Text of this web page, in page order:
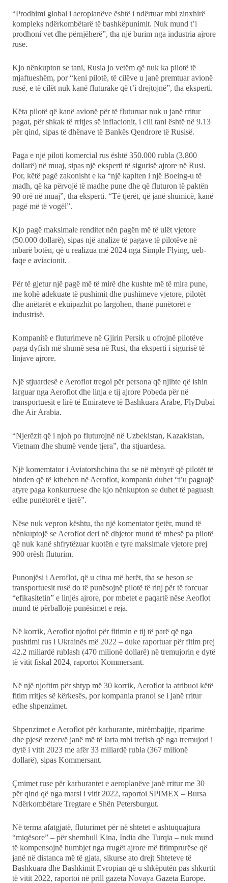
“Prodhimi global i aeroplanëve është i ndërtuar mbi zinxhirë
kompleks ndërkombëtarë të bashkëpunimit. Nuk mund t’i
prodhoni vet dhe përnjëherë”, tha një burim nga industria ajrore
ruse.
Kjo nënkupton se tani, Rusia jo vetëm që nuk ka pilotë të
mjaftueshëm, por “keni pilotë, të cilëve u janë premtuar avionë
rusë, e të cilët nuk kanë fluturake që t’i drejtojnë”, tha eksperti.
Këta pilotë që kanë avionë për të fluturuar nuk u janë rritur
pagat, për shkak të rritjes së inflacionit, i cili tani është në 9.13
për qind, sipas të dhënave të Bankës Qendrore të Rusisë.
Paga e një piloti komercial rus është 350.000 rubla (3.800
dollarë) në muaj, sipas një eksperti të sigurisë ajrore në Rusi.
Por, këtë pagë zakonisht e ka “një kapiten i një Boeing-u të
madh, që ka përvojë të madhe pune dhe që fluturon të paktën
90 orë në muaj”, tha eksperti. “Të tjerët, që janë shumicë, kanë
pagë më të vogël”.
Kjo pagë maksimale renditet nën pagën më të ulët vjetore
(50.000 dollarë), sipas një analize të pagave të pilotëve në
mbarë botën, që u realizua më 2024 nga Simple Flying, ueb-
faqe e aviacionit.
Për të gjetur një pagë më të mirë dhe kushte më të mira pune,
me kohë adekuate të pushimit dhe pushimeve vjetore, pilotët
dhe anëtarët e ekuipazhit po largohen, thanë punëtorët e
industrisë.
Kompanitë e fluturimeve në Gjirin Persik u ofrojnë pilotëve
paga dyfish më shumë sesa në Rusi, tha eksperti i sigurisë të
linjave ajrore.
Një stjuardesë e Aeroflot tregoi për persona që njihte që ishin
larguar nga Aeroflot dhe linja e tij ajrore Pobeda për në
transportuesit e lirë të Emirateve të Bashkuara Arabe, FlyDubai
dhe Air Arabia.
“Njerëzit që i njoh po fluturojnë në Uzbekistan, Kazakistan,
Vietnam dhe shumë vende tjera”, tha stjuardesa.
Një komemtator i Aviatorshchina tha se në mënyrë që pilotët të
binden që të kthehen në Aeroflot, kompania duhet “t’u paguajë
atyre paga konkurruese dhe kjo nënkupton se duhet të paguash
edhe punëtorët e tjerë”.
Nëse nuk vepron kështu, tha një komentator tjetër, mund të
nënkuptojë se Aeroflot deri në dhjetor mund të mbesë pa pilotë
që nuk kanë shfrytëzuar kuotën e tyre maksimale vjetore prej
900 orësh fluturim.
Punonjësi i Aeroflot, që u citua më herët, tha se beson se
transportuesit rusë do të punësojnë pilotë të rinj për të forcuar
“efikasitetin” e linjës ajrore, por mbetet e paqartë nëse Aeoflot
mund të përballojë punësimet e reja.
Në korrik, Aeroflot njoftoi për fitimin e tij të parë që nga
pushtimi rus i Ukrainës më 2022 – duke raportuar për fitim prej
42.2 miliardë rublash (470 milionë dollarë) në tremujorin e dytë
të vitit fiskal 2024, raportoi Kommersant.
Në një njoftim për shtyp më 30 korrik, Aeroflot ia atribuoi këtë
fitim rritjes së kërkesës, por kompania pranoi se i janë rritur
edhe shpenzimet.
Shpenzimet e Aeroflot për karburante, mirëmbajtje, riparime
dhe pjesë rezervë janë më të larta mbi trefish që nga tremujori i
dytë i vitit 2023 me afër 33 miliardë rubla (367 milionë
dollarë), sipas Kommersant.
Çmimet ruse për karburantet e aeroplanëve janë rritur me 30
për qind që nga marsi i vitit 2022, raportoi SPIMEX – Bursa
Ndërkombëtare Tregtare e Shën Petersburgut.
Në terma afatgjatë, fluturimet për në shtetet e ashtuquajtura
“miqësore” – për shembull Kina, India dhe Turqia – nuk mund
të kompensojnë humbjet nga rrugët ajrore më fitimprurëse që
janë në distanca më të gjata, sikurse ato drejt Shteteve të
Bashkuara dhe Bashkimit Evropian që u shkëputën pas shkurtit
të vitit 2022, raportoi në prill gazeta Novaya Gazeta Europe.